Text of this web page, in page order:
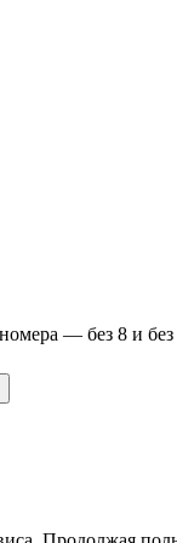
— без 8 и